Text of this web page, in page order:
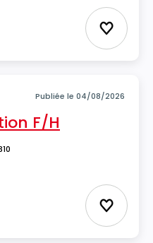
Ajouter
Publiée le 04/08/2026
F/H
Ajouter